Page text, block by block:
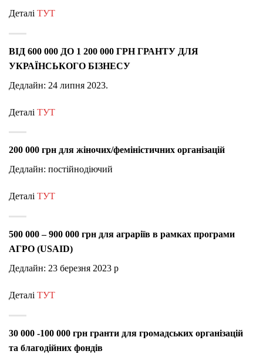
Деталі ТУТ
ВІД 600 000 ДО 1 200 000 ГРН ГРАНТУ ДЛЯ
УКРАЇНСЬКОГО БІЗНЕСУ
Дедлайн: 24 липня 2023.
Деталі ТУТ
200 000 грн для жіночих/феміністичних організацій
Дедлайн: постійнодіючий
Деталі ТУТ
500 000 – 900 000 грн для аграріїв в рамках програми
АГРО (USAID)
Дедлайн: 23 березня 2023 р
Деталі ТУТ
30 000 -100 000 грн гранти для громадських організацій
та благодійних фондів